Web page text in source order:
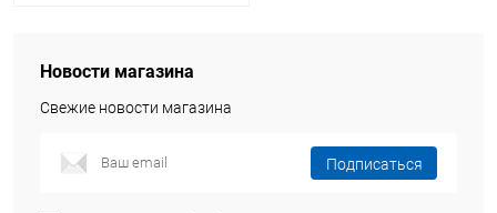
Новости магазина
Свежие новости магазина
Подписаться